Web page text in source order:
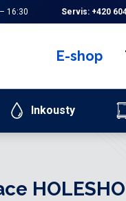
16:30 Servis: +420
E-shop
Inkousty